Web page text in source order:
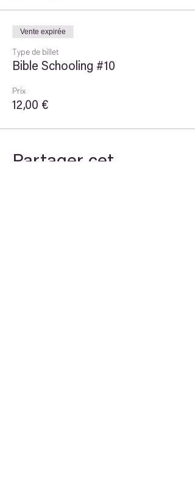
Vente expirée
Type de billet
Bible Schooling #10
Prix
12,00 €
Partager cet